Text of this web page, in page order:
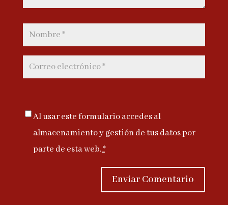
Al usar este formulario accedes al
almacenamiento y gestión de tus datos por
parte de esta web.*